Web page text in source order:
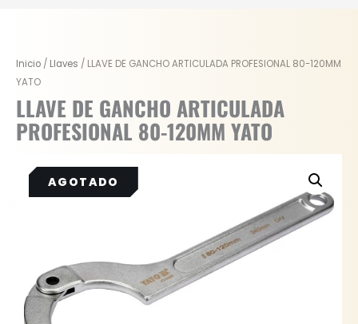
Inicio / Llaves / LLAVE DE GANCHO ARTICULADA PROFESIONAL 80-120MM
YATO
LLAVE DE GANCHO ARTICULADA
PROFESIONAL 80-120MM YATO
Original
price
was:
$ 197.500.
Current
price
is:
$ 148.125.